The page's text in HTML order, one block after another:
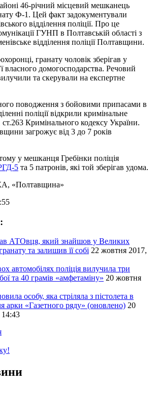
46-річний місцевий мешканець
Ф-1. Цей факт задокументували
відділення поліції. Про це
ГУНП в Полтавській області з
відділення поліції Полтавщини.
гранату чоловік зберігав у
власного домогосподарства. Речовий
та скерували на експертне
поводження з бойовими припасами в
поліції відкрили кримінальне
Кримінального кодексу України.
загрожує від 3 до 7 років
у мешканця Гребінки поліція
5 та 5 патронів, які той зберігав удома.
, «Полтавщина»
АТОвця, який знайшов у Великих
та залишив її собі 22 жовтня 2017,
автомобілях поліція вилучила три
та 40 грамів «амфетаміну» 20 жовтня
особу, яка стріляла з пістолета в
арки «Газетного ряду» (оновлено) 20